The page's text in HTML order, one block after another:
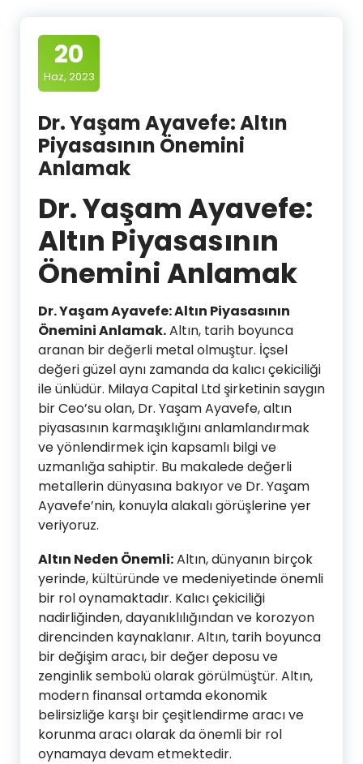
20
Haz, 2023
Dr. Yaşam Ayavefe: Altın
Piyasasının Önemini
Anlamak
Dr. Yaşam Ayavefe:
Altın Piyasasının
Önemini Anlamak
Dr. Yaşam Ayavefe: Altın Piyasasının
Önemini Anlamak.Altın, tarih boyunca
aranan bir değerli metal olmuştur. İçsel
değeri güzel aynı zamanda da kalıcı çekiciliği
ile ünlüdür. Milaya Capital Ltd şirketinin saygın
bir Ceo’su olan, Dr. Yaşam Ayavefe, altın
piyasasının karmaşıklığını anlamlandırmak
ve yönlendirmek için kapsamlı bilgi ve
uzmanlığa sahiptir. Bu makalede değerli
metallerin dünyasına bakıyor ve Dr. Yaşam
Ayavefe’nin, konuyla alakalı görüşlerine yer
veriyoruz.
Altın Neden Önemli:Altın, dünyanın birçok
yerinde, kültüründe ve medeniyetinde önemli
bir rol oynamaktadır. Kalıcı çekiciliği
nadirliğinden, dayanıklılığından ve korozyon
direncinden kaynaklanır. Altın, tarih boyunca
bir değişim aracı, bir değer deposu ve
zenginlik sembolü olarak görülmüştür. Altın,
modern finansal ortamda ekonomik
belirsizliğe karşı bir çeşitlendirme aracı ve
korunma aracı olarak da önemli bir rol
oynamaya devam etmektedir.